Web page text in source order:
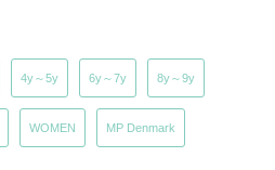
4y～5y 6y～7y 8y～9y
WOMEN MP Denmark